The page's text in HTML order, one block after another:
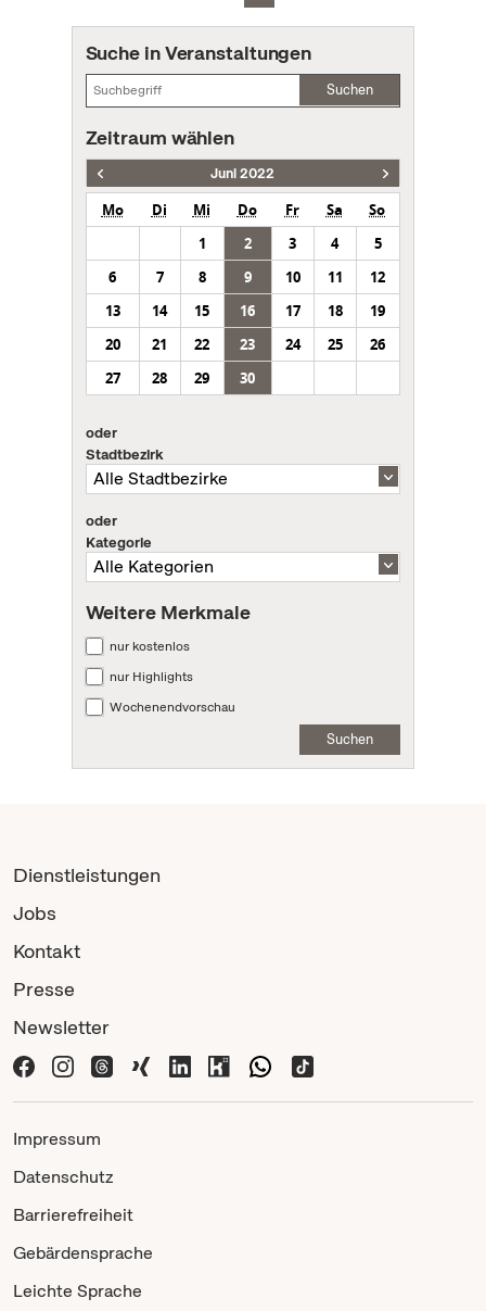
Suche in Veranstaltungen
Suchen
Zeitraum wählen
Juni 2022
Mo Di Mi Do Fr Sa
So
1
2 3 4
5
6
7 8 9 10 11
12
13
14 15 16 17 18
19
20
21 22 23 24 25
26
27
28 29 30
oder
Stadtbezirk
oder
Kategorie
Weitere Merkmale
nur kostenlos
nur Highlights
Wochenendvorschau
Suchen
Dienstleistungen
Jobs
Kontakt
Presse
Newsletter
Impressum
Datenschutz
Barrierefreiheit
Gebärdensprache
Leichte Sprache